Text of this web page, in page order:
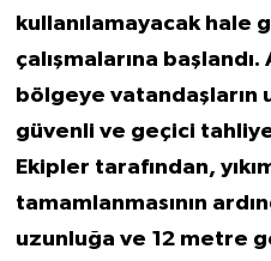
kullanılamayacak hale
çalışmalarına başlandı.
bölgeye vatandaşların
güvenli ve geçici
Ekipler tarafından,
tamamlanmasının
uzunluğa ve 12 metre